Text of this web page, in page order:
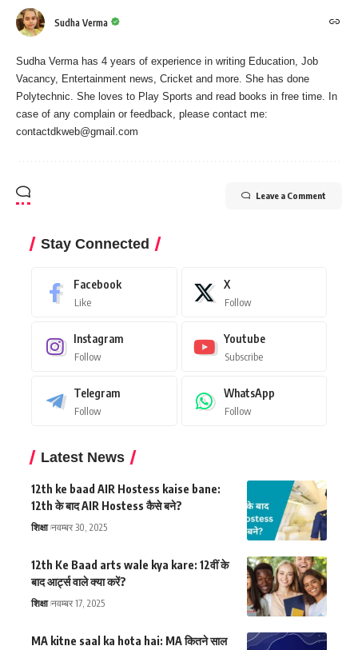
Sudha Verma
Sudha Verma has 4 years of experience in writing Education, Job
Vacancy, Entertainment news, Cricket and more. She has done
Polytechnic. She loves to Play Sports and read books in free time. In
case of any complain or feedback, please contact me:
contactdkweb@gmail.com
Leave a Comment
Stay Connected
Facebook
Like
X
Follow
Instagram
Follow
Youtube
Subscribe
Telegram
Follow
WhatsApp
Follow
Latest News
12th ke baad AIR Hostess kaise bane:
12th के बाद AIR Hostess कैसे बने?
शिक्षा नवम्बर 30, 2025
12th Ke Baad arts wale kya kare: 12वीं के
बाद आर्ट्स वाले क्या करें?
शिक्षा नवम्बर 17, 2025
MA kitne saal ka hota hai: MA कितने साल